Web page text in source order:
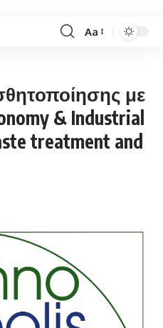
Font
Aa
με
& Industrial
treatment and